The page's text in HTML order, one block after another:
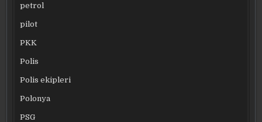
petrol
pilot
PKK
Polis
Polis ekipleri
Polonya
PSG